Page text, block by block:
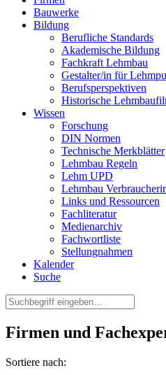
Bauwerke
Bildung
Berufliche Standards
Akademische Bildung
Fachkraft Lehmbau
Gestalter/in für
Berufsperspektiven
Historische
Wissen
Forschung
DIN Normen
Technische Merkblätter
Lehmbau Regeln
Lehm UPD
Lehmbau
Links und Ressourcen
Fachliteratur
Medienarchiv
Fachwortliste
Stellungnahmen
Kalender
Suche
Firmen und
Sortiere nach: